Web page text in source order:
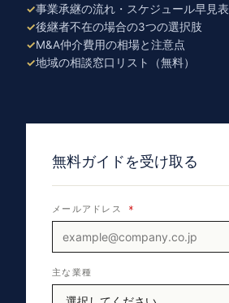
事業承継の流れ・スケジュール早見表
後継者不在の場合の3つの選択肢
M&A仲介費用の相場と注意点
地域の相談窓口リスト（無料）
無料ガイドを受け取る
メールアドレス *
主な業種